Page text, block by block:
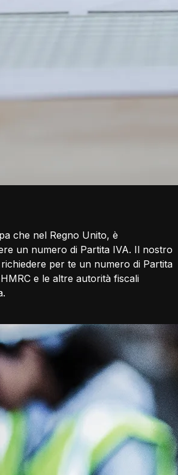
che nel Regno Unito, è
un numero di Partita IVA. Il nostro
per te un numero di Partita
e le altre autorità fiscali